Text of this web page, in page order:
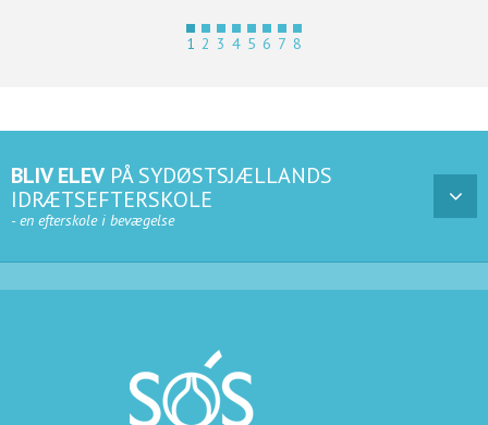
BLIV ELEV PÅ SYDØSTSJÆLLANDS
IDRÆTSEFTERSKOLE
- en efterskole i bevægelse